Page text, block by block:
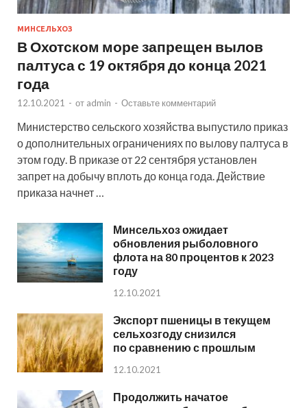
МИНСЕЛЬХОЗ
В Охотском море запрещен вылов
палтуса с 19 октября до конца 2021
года
12.10.2021 - от admin - Оставьте комментарий
Министерство сельского хозяйства выпустило приказ
о дополнительных ограничениях по вылову палтуса в
этом году. В приказе от 22 сентября установлен
запрет на добычу вплоть до конца года. Действие
приказа начнет …
Минсельхоз ожидает
обновления рыболовного
флота на 80 процентов к 2023
году
12.10.2021
Экспорт пшеницы в текущем
сельхозгоду снизился
по сравнению с прошлым
12.10.2021
Продолжить начатое